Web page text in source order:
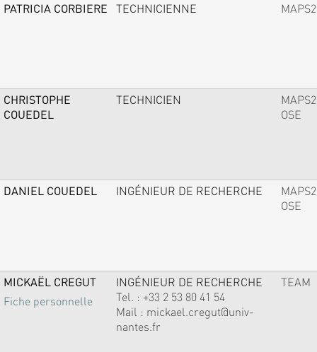
PATRICIA CORBIERE TECHNICIENNE MAPS2
CHRISTOPHE
COUEDEL
TECHNICIEN
MAPS2
OSE
DANIEL COUEDEL INGÉNIEUR DE RECHERCHE
MAPS2
OSE
MICKAËL CREGUT
Fiche personnelle
INGÉNIEUR DE RECHERCHE
Tel. : +33 2 53 80 41 54
Mail : mickael.cregut@univ-
nantes.fr
TEAM